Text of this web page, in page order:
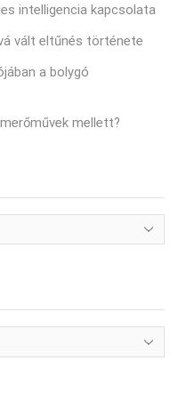
intelligencia kapcsolata
vált eltűnés története
a bolygó
mellett?